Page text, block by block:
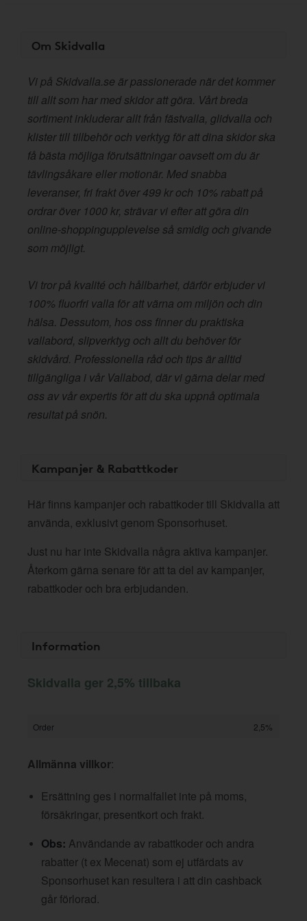
Om Skidvalla
Vi på Skidvalla.se är passionerade när det kommer
till allt som har med skidor att göra. Vårt breda
sortiment inkluderar allt från fästvalla, glidvalla och
klister till tillbehör och verktyg för att dina skidor ska
få bästa möjliga förutsättningar oavsett om du är
tävlingsåkare eller motionär. Med snabba
leveranser, fri frakt över 499 kr och 10% rabatt på
ordrar över 1000 kr, strävar vi efter att göra din
online-shoppingupplevelse så smidig och givande
som möjligt.
Vi tror på kvalité och hållbarhet, därför erbjuder vi
100% fluorfri valla för att värna om miljön och din
hälsa. Dessutom, hos oss finner du praktiska
vallabord, slipverktyg och allt du behöver för
skidvård. Professionella råd och tips är alltid
tillgängliga i vår Vallabod, där vi gärna delar med
oss av vår expertis för att du ska uppnå optimala
resultat på snön.
Kampanjer & Rabattkoder
Här finns kampanjer och rabattkoder till Skidvalla att
använda, exklusivt genom Sponsorhuset.
Just nu har inte Skidvalla några aktiva kampanjer.
Återkom gärna senare för att ta del av kampanjer,
rabattkoder och bra erbjudanden.
Information
Skidvalla ger 2,5% tillbaka
Order 2,5%
Allmänna villkor:
Ersättning ges i normalfallet inte på moms,
försäkringar, presentkort och frakt.
Obs: Användande av rabattkoder och andra
rabatter (t ex Mecenat) som ej utfärdats av
Sponsorhuset kan resultera i att din cashback
går förlorad.